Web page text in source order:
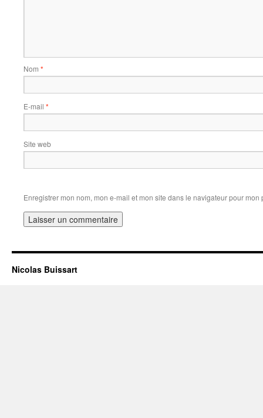
Nom *
E-mail *
Site web
Enregistrer mon nom, mon e-mail et mon site dans le navigateur pour
Nicolas Buissart